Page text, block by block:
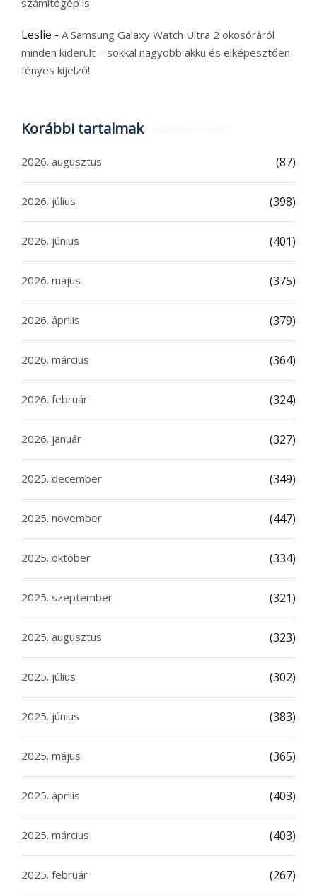
Leslie - A Samsung Galaxy Watch Ultra 2 okosóráról
minden kiderült – sokkal nagyobb akku és elképesztően
fényes kijelző!
Korábbi tartalmak
2026. augusztus (87)
2026. július (398)
2026. június (401)
2026. május (375)
2026. április (379)
2026. március (364)
2026. február (324)
2026. január (327)
2025. december (349)
2025. november (447)
2025. október (334)
2025. szeptember (321)
2025. augusztus (323)
2025. július (302)
2025. június (383)
2025. május (365)
2025. április (403)
2025. március (403)
2025. február (267)